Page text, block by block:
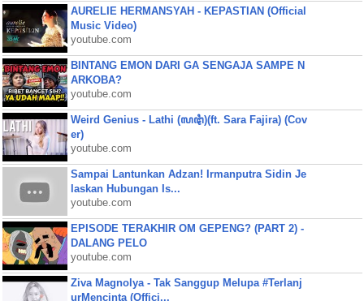
AURELIE HERMANSYAH - KEPASTIAN (Official
Music Video)
youtube.com
BINTANG EMON DARI GA SENGAJA SAMPE N
ARKOBA?
youtube.com
Weird Genius - Lathi (ꦭꦛꦶ)(ft. Sara Fajira) (Cov
er)
youtube.com
Sampai Lantunkan Adzan! Irmanputra Sidin Je
laskan Hubungan Is...
youtube.com
EPISODE TERAKHIR OM GEPENG? (PART 2) -
DALANG PELO
youtube.com
Ziva Magnolya - Tak Sanggup Melupa #Terlanj
urMencinta (Offici...